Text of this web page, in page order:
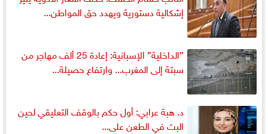
إشكالية دستورية ويهدد حق المواطن...
”الداخلية” الإسبانية: إعادة 25 ألف مهاجر من
سبتة إلى المغرب... وارتفاع حصيلة...
د. هبة عرابي: أول حكم بالوقف التعليقي لحين
البت في الطعن على...